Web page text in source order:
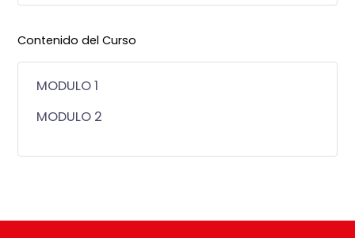
Contenido del Curso
MODULO 1
MODULO 2